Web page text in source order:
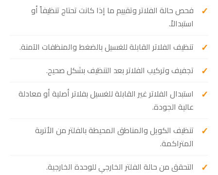
فحص حالة الفلاتر وتقييم ما إذا كانت تحتاج تنظيفاً أو
استبدالاً.
تنظيف الفلاتر القابلة للغسيل بالضغط والمنظفات الآمنة.
تجفيف وتركيب الفلاتر بعد التنظيف بشكل صحيح.
استبدال الفلاتر غير القابلة للغسيل بفلاتر أصلية أو معادلة
عالية الجودة.
تنظيف الكويل والمناطق المحيطة بالفلتر من الأتربة
المتراكمة.
التحقق من حالة الفلتر الخارجي للوحدة الخارجية.